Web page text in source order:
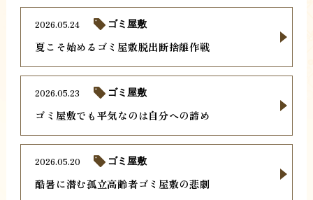
夏こそ始めるゴミ屋敷脱出断捨離作戦
2026.05.24 ゴミ屋敷
ゴミ屋敷でも平気なのは自分への諦め
2026.05.23 ゴミ屋敷
酷暑に潜む孤立高齢者ゴミ屋敷の悲劇
2026.05.20 ゴミ屋敷